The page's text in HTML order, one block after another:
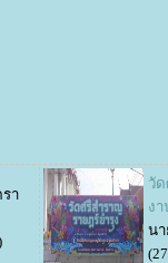
รา
วั
ง
น